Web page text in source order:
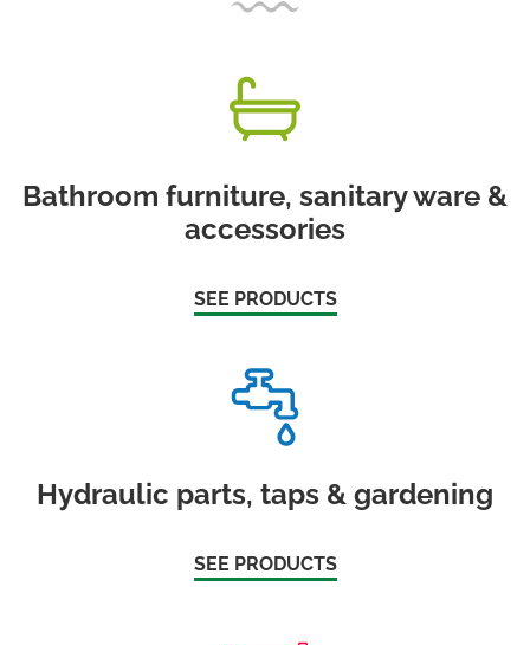
Bathroom furniture, sanitary ware &
accessories
SEE PRODUCTS
Hydraulic parts, taps & gardening
SEE PRODUCTS